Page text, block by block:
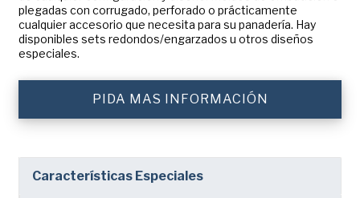
Synova
Turbel
plegadas con corrugado, perforado o prácticamente
cualquier accesorio que necesita para su panadería. Hay
disponibles sets redondos/engarzados u otros diseños
especiales.
PIDA MAS INFORMACIÓN
Características Especiales
Dirección
de
(Obligatorio)
Nación *
Sí, he leído y comprendo la
American Pan.